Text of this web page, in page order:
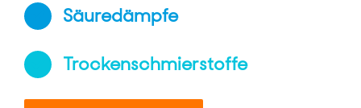
Säuredämpfe
Trockenschmierstoffe